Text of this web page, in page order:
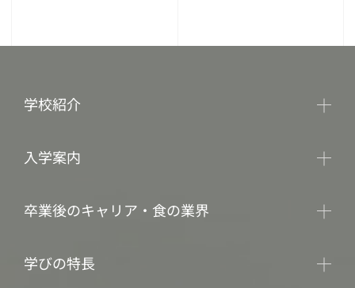
学校紹介
入学案内
卒業後のキャリア・食の業界
学びの特長